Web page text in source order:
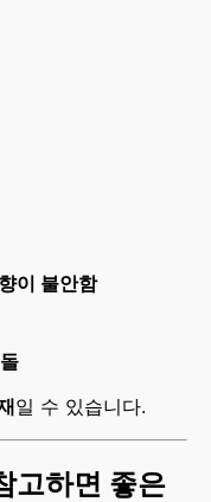
이 불안함
일 수 있습니다.
고하면 좋은